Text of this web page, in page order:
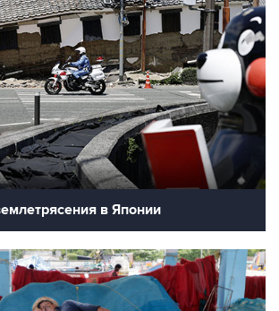
в Японии